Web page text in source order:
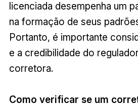
licenciada desempenha um
na formação de seus
Portanto, é importante
e a credibilidade do
corretora.
Como verificar se um